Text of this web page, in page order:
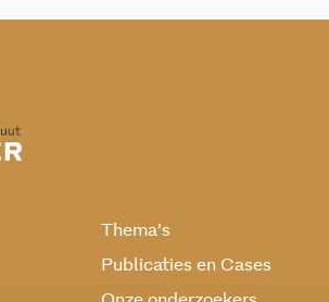
Thema’s
Publicaties en Cases